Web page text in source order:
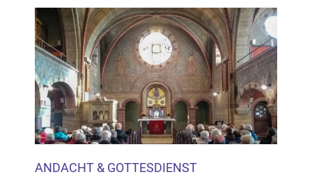
ANDACHT & GOTTESDIENST